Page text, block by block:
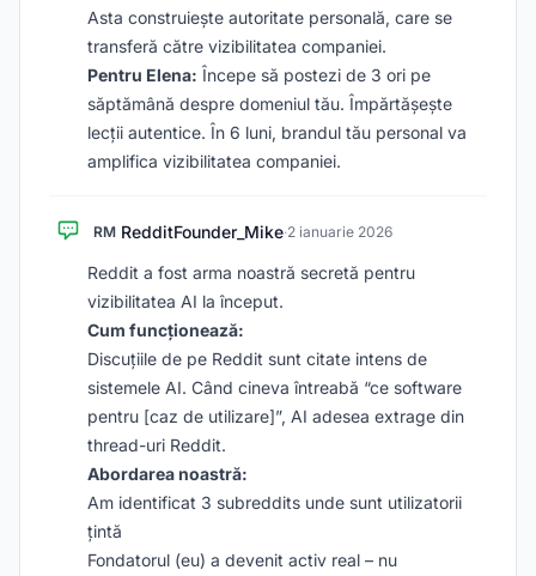
Asta construiește autoritate personală, care se
transferă către vizibilitatea companiei.
Pentru Elena: Începe să postezi de 3 ori pe
săptămână despre domeniul tău. Împărtășește
lecții autentice. În 6 luni, brandul tău personal va
amplifica vizibilitatea companiei.
RM RedditFounder_Mike·2 ianuarie 2026
Reddit a fost arma noastră secretă pentru
vizibilitatea AI la început.
Cum funcționează:
Discuțiile de pe Reddit sunt citate intens de
sistemele AI. Când cineva întreabă “ce software
pentru [caz de utilizare]”, AI adesea extrage din
thread-uri Reddit.
Abordarea noastră:
Am identificat 3 subreddits unde sunt utilizatorii
țintă
Fondatorul (eu) a devenit activ real – nu